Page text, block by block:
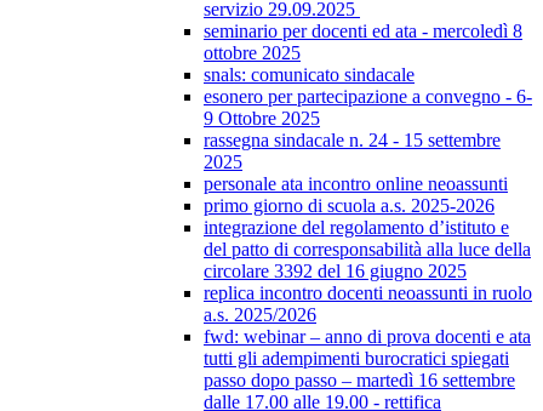
servizio 29.09.2025
seminario per docenti ed ata - mercoledì 8
ottobre 2025
snals: comunicato sindacale
esonero per partecipazione a convegno - 6-
9 Ottobre 2025
rassegna sindacale n. 24 - 15 settembre
2025
personale ata incontro online neoassunti
primo giorno di scuola a.s. 2025-2026
integrazione del regolamento d’istituto e
del patto di corresponsabilità alla luce della
circolare 3392 del 16 giugno 2025
replica incontro docenti neoassunti in ruolo
a.s. 2025/2026
fwd: webinar – anno di prova docenti e ata
tutti gli adempimenti burocratici spiegati
passo dopo passo – martedì 16 settembre
dalle 17.00 alle 19.00 - rettifica